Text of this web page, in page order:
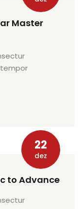
Master
22
dez
to Advance
Sign in